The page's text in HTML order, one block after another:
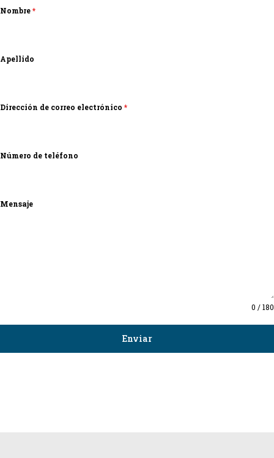
Nombre*
Apellido
Dirección de correo electrónico *
Número de teléfono
Mensaje
0 / 180
Enviar